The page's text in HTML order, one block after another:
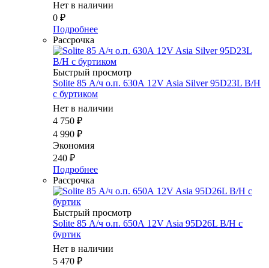
Нет в наличии
0 ₽
Подробнее
Рассрочка
Быстрый просмотр
Solite 85 А/ч о.п. 630А 12V Asia Silver 95D23L B/H
с буртиком
Нет в наличии
4 750 ₽
4 990 ₽
Экономия
240 ₽
Подробнее
Рассрочка
Быстрый просмотр
Solite 85 А/ч о.п. 650А 12V Asia 95D26L B/H с
буртик
Нет в наличии
5 470 ₽